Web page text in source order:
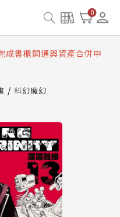
0
資產合併與書櫃開通申請
常見問題
成書櫃開通與資產合併申
產合併與書櫃開通申請
科幻魔幻